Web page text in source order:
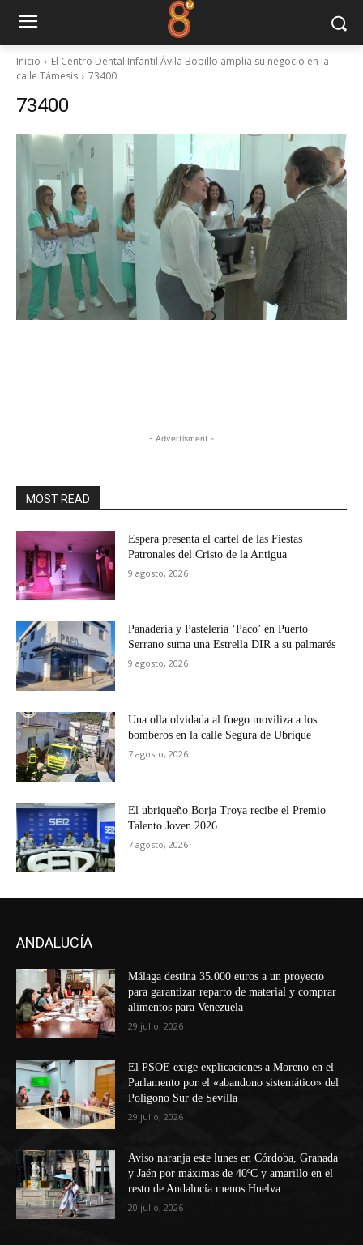
Inicio
El Centro Dental Infantil Ávila Bobillo amplía su negocio en la
calle Támesis
73400
73400
- Advertisment -
MOST READ
Espera presenta el cartel de las Fiestas
Patronales del Cristo de la Antigua
9 agosto, 2026
Panadería y Pastelería ‘Paco’ en Puerto
Serrano suma una Estrella DIR a su palmarés
9 agosto, 2026
Una olla olvidada al fuego moviliza a los
bomberos en la calle Segura de Ubrique
7 agosto, 2026
El ubriqueño Borja Troya recibe el Premio
Talento Joven 2026
7 agosto, 2026
ANDALUCÍA
Málaga destina 35.000 euros a un proyecto
para garantizar reparto de material y comprar
alimentos para Venezuela
29 julio, 2026
El PSOE exige explicaciones a Moreno en el
Parlamento por el «abandono sistemático» del
Polígono Sur de Sevilla
29 julio, 2026
Aviso naranja este lunes en Córdoba, Granada
y Jaén por máximas de 40ºC y amarillo en el
resto de Andalucía menos Huelva
20 julio, 2026